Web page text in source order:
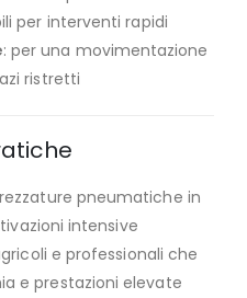
per interventi rapidi
: per una movimentazione
ristretti
pneumatiche in
intensive
e professionali che
e prestazioni elevate